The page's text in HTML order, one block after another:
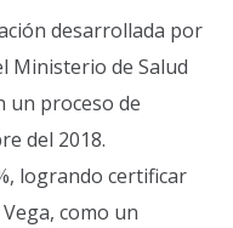
desarrollada por
Ministerio de Salud
un proceso de
del 2018.
logrando certificar
como un